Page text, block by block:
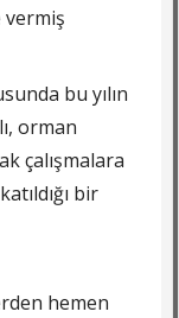
vermiş
bu yılın
orman
çalışmalara
bir
hemen